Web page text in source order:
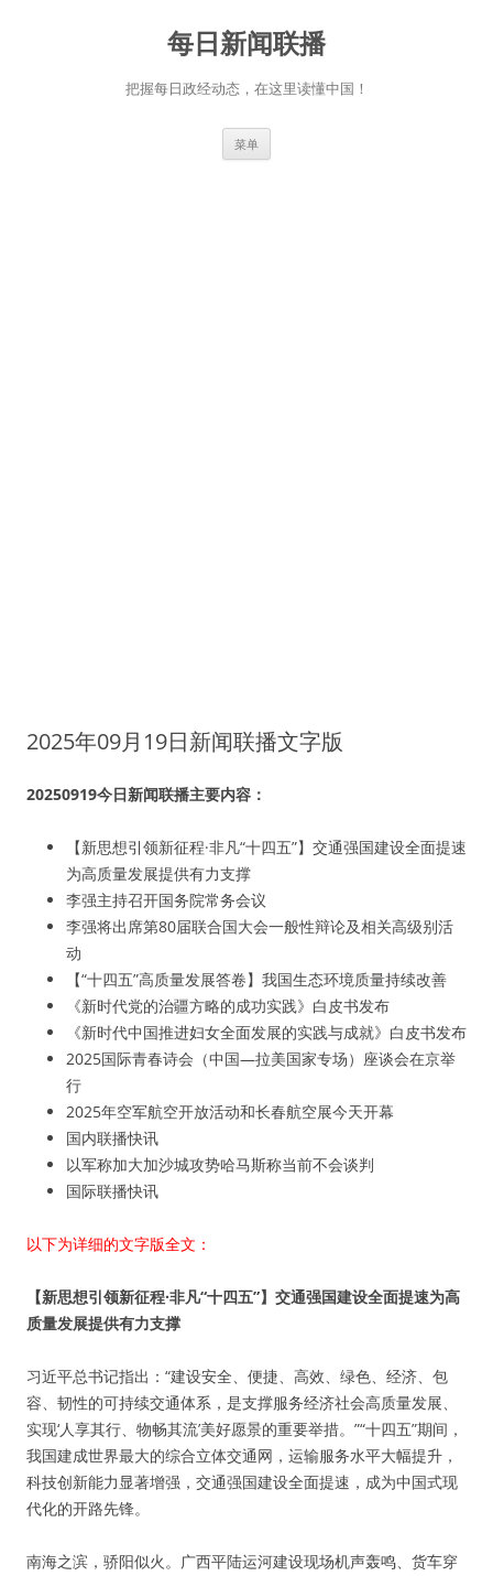
每日新闻联播
把握每日政经动态，在这里读懂中国！
菜单
2025年09月19日新闻联播文字版
20250919今日新闻联播主要内容：
【新思想引领新征程·非凡“十四五”】交通强国建设全面提速
为高质量发展提供有力支撑
李强主持召开国务院常务会议
李强将出席第80届联合国大会一般性辩论及相关高级别活
动
【“十四五”高质量发展答卷】我国生态环境质量持续改善
《新时代党的治疆方略的成功实践》白皮书发布
《新时代中国推进妇女全面发展的实践与成就》白皮书发布
2025国际青春诗会（中国—拉美国家专场）座谈会在京举
行
2025年空军航空开放活动和长春航空展今天开幕
国内联播快讯
以军称加大加沙城攻势哈马斯称当前不会谈判
国际联播快讯
以下为详细的文字版全文：
【新思想引领新征程·非凡“十四五”】交通强国建设全面提速为高
质量发展提供有力支撑
习近平总书记指出：“建设安全、便捷、高效、绿色、经济、包
容、韧性的可持续交通体系，是支撑服务经济社会高质量发展、
实现‘人享其行、物畅其流’美好愿景的重要举措。”“十四五”期间，
我国建成世界最大的综合立体交通网，运输服务水平大幅提升，
科技创新能力显著增强，交通强国建设全面提速，成为中国式现
代化的开路先锋。
南海之滨，骄阳似火。广西平陆运河建设现场机声轰鸣、货车穿